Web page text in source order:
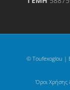
© Toufexoglou |
Όροι Χρήσης